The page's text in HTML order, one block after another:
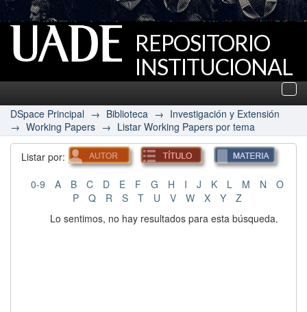
REPOSITORIO
INSTITUCIONAL
UADE
DSpace Principal → Biblioteca → Investigación y Extensión
→ Working Papers → Listar Working Papers por tema
Listar por:
0-9 A B C D E F G H I J K L M N
O
P
Q R S T U V W X Y
Z
Lo sentimos, no hay resultados para esta búsqueda.